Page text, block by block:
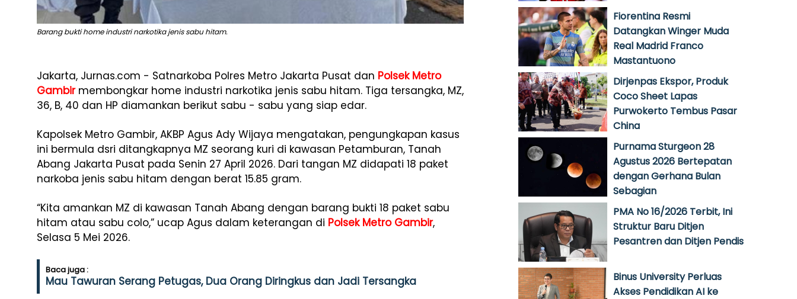
Barang bukti home industri narkotika jenis sabu hitam.
Jakarta, Jurnas.com - Satnarkoba Polres Metro Jakarta Pusat dan Polsek Metro
Gambirmembongkar home industri narkotika jenis sabu hitam. Tiga tersangka, MZ,
36, B, 40 dan HP diamankan berikut sabu - sabu yang siap edar.
Kapolsek Metro Gambir, AKBP Agus Ady Wijaya mengatakan, pengungkapan kasus
ini bermula dsri ditangkapnya MZ seorang kuri di kawasan Petamburan, Tanah
Abang Jakarta Pusat pada Senin 27 April 2026. Dari tangan MZ didapati 18 paket
narkoba jenis sabu hitam dengan berat 15.85 gram.
“Kita amankan MZ di kawasan Tanah Abang dengan barang bukti 18 paket sabu
hitam atau sabu colo,” ucap Agus dalam keterangan di Polsek Metro Gambir,
Selasa 5 Mei 2026.
Baca juga :
Mau Tawuran Serang Petugas, Dua Orang Diringkus dan Jadi Tersangka
Fiorentina Resmi
Datangkan Winger Muda
Real Madrid Franco
Mastantuono
Dirjenpas Ekspor, Produk
Coco Sheet Lapas
Purwokerto Tembus Pasar
China
Purnama Sturgeon 28
Agustus 2026 Bertepatan
dengan Gerhana Bulan
Sebagian
PMA No 16/2026 Terbit, Ini
Struktur Baru Ditjen
Pesantren dan Ditjen Pendis
Binus University Perluas
Akses Pendidikan AI ke